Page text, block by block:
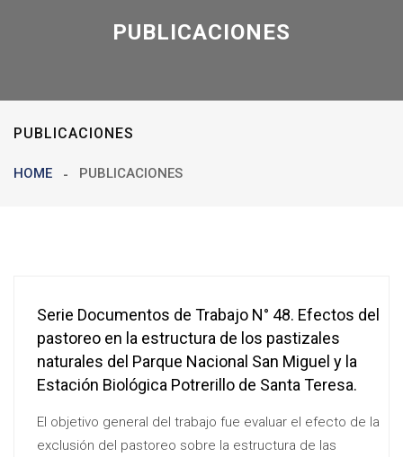
PUBLICACIONES
PUBLICACIONES
HOME PUBLICACIONES
Serie Documentos de Trabajo N° 48. Efectos del
pastoreo en la estructura de los pastizales
naturales del Parque Nacional San Miguel y la
Estación Biológica Potrerillo de Santa Teresa.
El objetivo general del trabajo fue evaluar el efecto de la
exclusión del pastoreo sobre la estructura de las